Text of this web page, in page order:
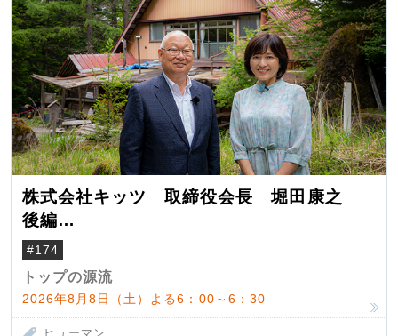
株式会社キッツ 取締役会長 堀田康之
後編
米国駐在でも浮かんだ八ヶ岳 山小屋を営
んだ父母
#174
トップの源流
2026年8月8日（土）よる6：00～6：30
ヒューマン